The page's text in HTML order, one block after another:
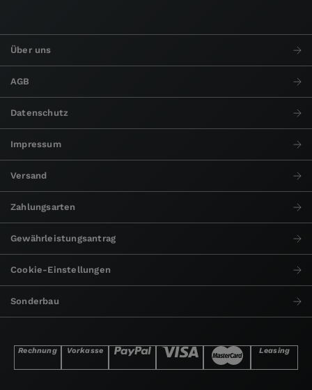
Über uns
AGB
Datenschutz
Impressum
Versand
Zahlungsarten
Gewährleistungsantrag
Cookie-Einstellungen
Sonderbau
Rechnung Vorkasse Leasing